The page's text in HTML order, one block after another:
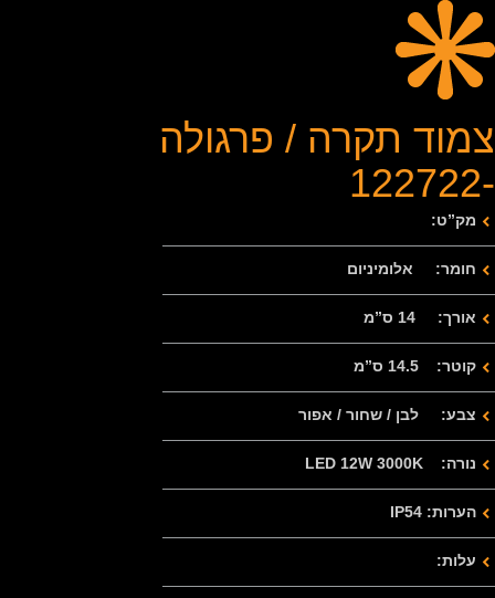
צמוד תקרה / פרגולה
-122722
מק”ט:
חומר: אלומיניום
אורך: 14 ס”מ
קוטר: 14.5 ס”מ
צבע: לבן / שחור / אפור
נורה: LED 12W 3000K
הערות: IP54
עלות: